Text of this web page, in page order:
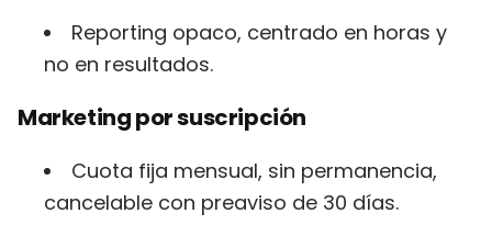
Reporting opaco, centrado en horas y
no en resultados.
Marketing por suscripción
Cuota fija mensual, sin permanencia,
cancelable con preaviso de 30 días.